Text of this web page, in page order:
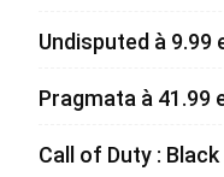
Undisputed à 9.99
Pragmata à 41.99
Call of Duty :